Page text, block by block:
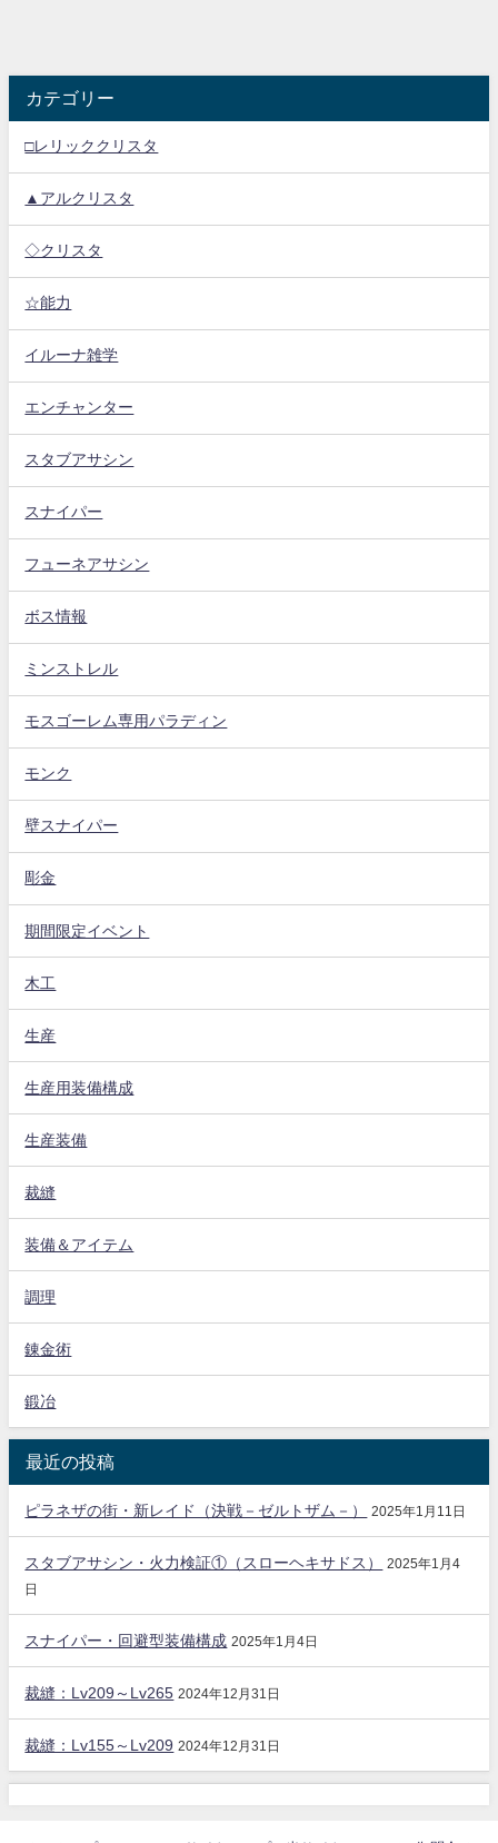
カテゴリー
□レリッククリスタ
▲アルクリスタ
◇クリスタ
☆能力
イルーナ雑学
エンチャンター
スタブアサシン
スナイパー
フューネアサシン
ボス情報
ミンストレル
モスゴーレム専用パラディン
モンク
壁スナイパー
彫金
期間限定イベント
木工
生産
生産用装備構成
生産装備
裁縫
装備＆アイテム
調理
錬金術
鍛冶
最近の投稿
ピラネザの街・新レイド（決戦－ゼルトザム－） 2025年1月11日
スタブアサシン・火力検証①（スローヘキサドス）
2025年1月4
日
スナイパー・回避型装備構成 2025年1月4日
裁縫：Lv209～Lv265 2024年12月31日
裁縫：Lv155～Lv209 2024年12月31日